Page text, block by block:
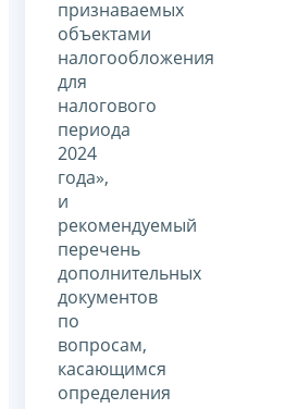
признаваемых
объектами
налогообложения
для
налогового
периода
2024
года»,
и
рекомендуемый
перечень
дополнительных
документов
по
вопросам,
касающимся
определения